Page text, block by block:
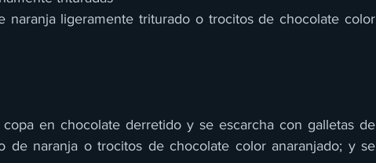
naranja ligeramente triturado o trocitos de chocolate color
en chocolate derretido y se escarcha con galletas de
de naranja o trocitos de chocolate color anaranjado; y se